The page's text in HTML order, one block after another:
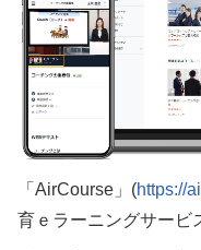
「AirCourse」(https://
育ｅラーニングサービ